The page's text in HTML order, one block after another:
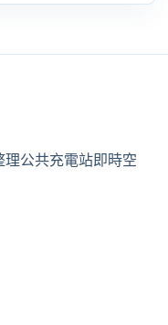
公共充電站即時空